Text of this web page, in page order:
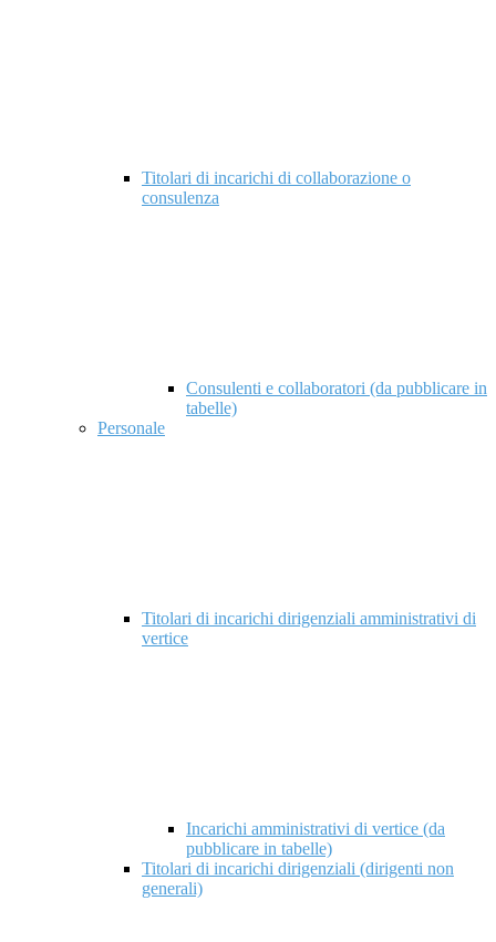
Titolari di incarichi di collaborazione o
consulenza
Consulenti e collaboratori (da pubblicare in
tabelle)
Personale
Titolari di incarichi dirigenziali amministrativi di
vertice
Incarichi amministrativi di vertice (da
pubblicare in tabelle)
Titolari di incarichi dirigenziali (dirigenti non
generali)